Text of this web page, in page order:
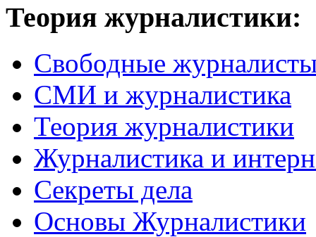
Теория журналистики:
Свободные
СМИ и журналистика
Теория журналистики
Журналистика и
Секреты дела
Основы Журналистики